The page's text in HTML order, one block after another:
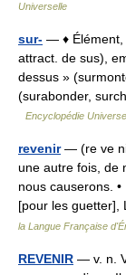
Universelle
sur- — ♦ Élément,
attract. de sus),
dessus »
(surabonder,
Encyclopédie
revenir— (re ve
une autre fois, de
nous causerons.
[pour les
la Langue Française
REVENIR — v. n.